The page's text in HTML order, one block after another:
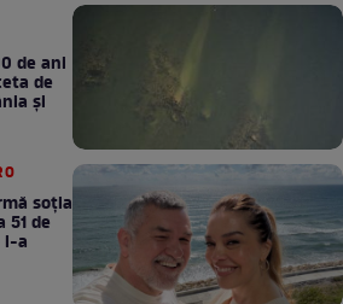
de ani
de
şi
soţia
de
l-a